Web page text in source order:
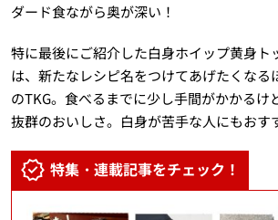
ダード食ながら奥が深い！
特に最後にご紹介した白身ホイップ黄身ト
は、新たなレシピ名をつけてあげたくなる
のTKG。食べるまでに少し手間がかかるけ
抜群のおいしさ。白身が苦手な人にもおす
特集・連載記事をチェック！